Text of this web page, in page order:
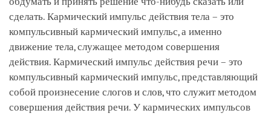
сделать. Кармический импульс действия тела – это
компульсивный кармический импульс, а именно
движение тела, служащее методом совершения
действия. Кармический импульс действия речи – это
компульсивный кармический импульс, представляющий
собой произнесение слогов и слов, что служит методом
совершения действия речи. У кармических импульсов